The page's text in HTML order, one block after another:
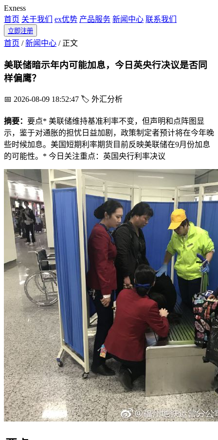
Exness
首页 关于我们 ex优势 产品服务 新闻中心 联系我们
立即注册
首页 /新闻中心 / 正文
美联储暗示年内可能加息，今日英央行决议是否同
样偏鹰？
📅 2026-08-09 18:52:47 🏷️ 外汇分析
摘要： 要点* 美联储维持基准利率不变，但声明和点阵图显
示，鉴于对通胀的担忧日益加剧，政策制定者预计将在今年晚
些时候加息。美国短期利率期货目前反映美联储在9月份加息
的可能性。* 今日关注重点：英国央行利率决议